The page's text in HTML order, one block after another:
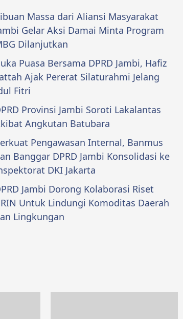
Massa dari Aliansi Masyarakat
Gelar Aksi Damai Minta Program
Dilanjutkan
Puasa Bersama DPRD Jambi, Hafiz
Ajak Pererat Silaturahmi Jelang
Fitri
Provinsi Jambi Soroti Lakalantas
Angkutan Batubara
Pengawasan Internal, Banmus
Banggar DPRD Jambi Konsolidasi ke
DKI Jakarta
Jambi Dorong Kolaborasi Riset
Untuk Lindungi Komoditas Daerah
Lingkungan